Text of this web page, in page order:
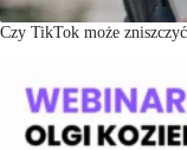
Czy TikTok może